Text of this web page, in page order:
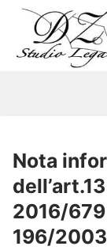
Nota
2016/679
196/2003